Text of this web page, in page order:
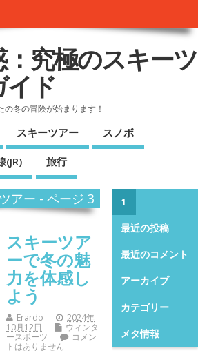
究極のスキーツ
イド
冬の冒険が始まります！
スキーツアー スノボ
(JR) 旅行
アー - ページ 3
スキーツア
ーで冬の魅
力を体感し
よう
Erardo
2024年
10月12日
ウィンタ
ースポーツ
コメン
トはありません
1
最近の投稿
最近のコメント
アーカイブ
カテゴリー
メタ情報